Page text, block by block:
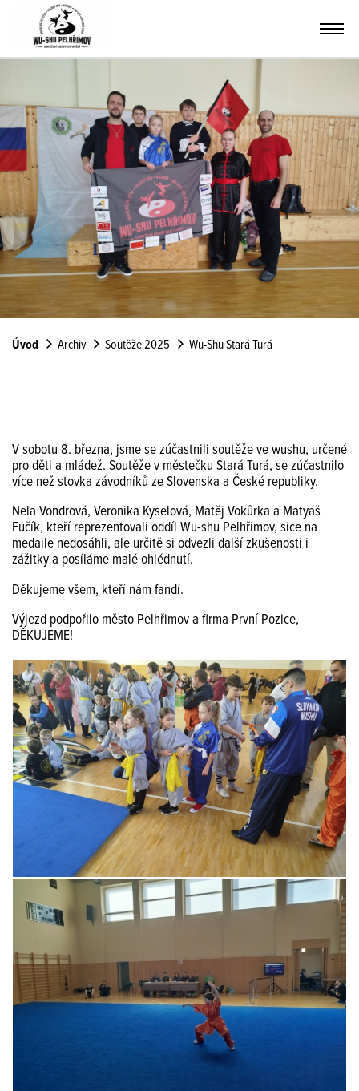
Úvod Archiv Soutěže 2025 Wu-Shu Stará Turá
V sobotu 8. března, jsme se zúčastnili soutěže ve wushu, určené
pro děti a mládež. Soutěže v městečku Stará Turá, se zúčastnilo
více než stovka závodníků ze Slovenska a České republiky.
Nela Vondrová, Veronika Kyselová, Matěj Vokůrka a Matyáš
Fučík, kteří reprezentovali oddíl Wu-shu Pelhřimov, sice na
medaile nedosáhli, ale určitě si odvezli další zkušenosti i
zážitky a posíláme malé ohlédnutí.
Děkujeme všem, kteří nám fandí.
Výjezd podpořilo město Pelhřimov a firma První Pozice,
DĚKUJEME!